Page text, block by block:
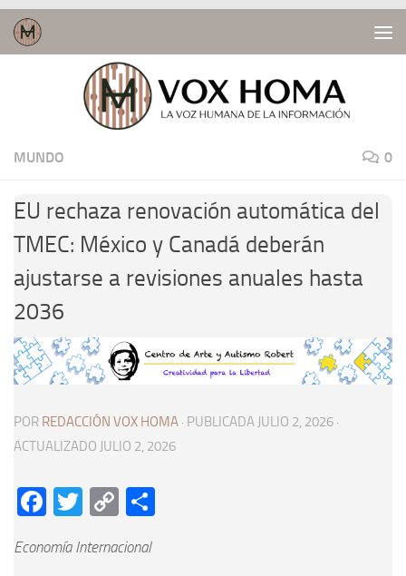
Saltar al contenido
MUNDO 0
EU rechaza renovación automática del
TMEC: México y Canadá deberán
ajustarse a revisiones anuales hasta
2036
POR REDACCIÓN VOX HOMA · PUBLICADA JULIO 2, 2026 ·
ACTUALIZADO JULIO 2, 2026
Facebook
Twitter
Copy
Economía Internacional